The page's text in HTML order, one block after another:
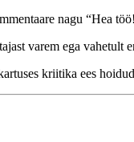
nagu “Hea
varem ega vahetult
kriitika ees